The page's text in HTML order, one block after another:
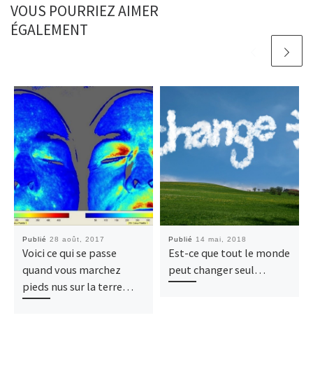
VOUS POURRIEZ AIMER
ÉGALEMENT
Publié 28 août, 2017
Voici ce qui se passe
quand vous marchez
pieds nus sur la terre…
Publié 14 mai, 2018
Est-ce que tout le monde
peut changer seul…